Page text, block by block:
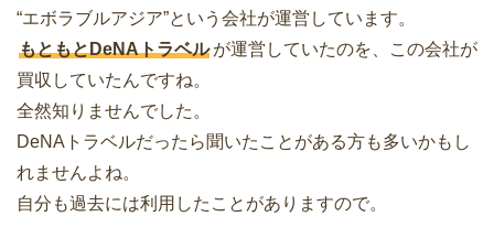
“エボラブルアジア”という会社が運営しています。
もともとDeNAトラベル が運営していたのを、この会社が
買収していたんですね。
全然知りませんでした。
DeNAトラベルだったら聞いたことがある方も多いかもし
れませんよね。
自分も過去には利用したことがありますので。